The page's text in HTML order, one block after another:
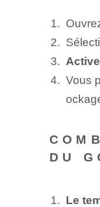
Vous
DU
Le